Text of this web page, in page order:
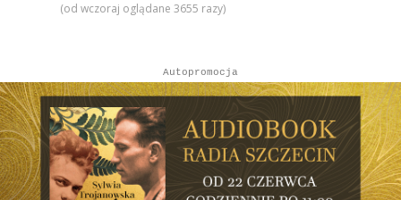
(od wczoraj oglądane 3655 razy)
Autopromocja